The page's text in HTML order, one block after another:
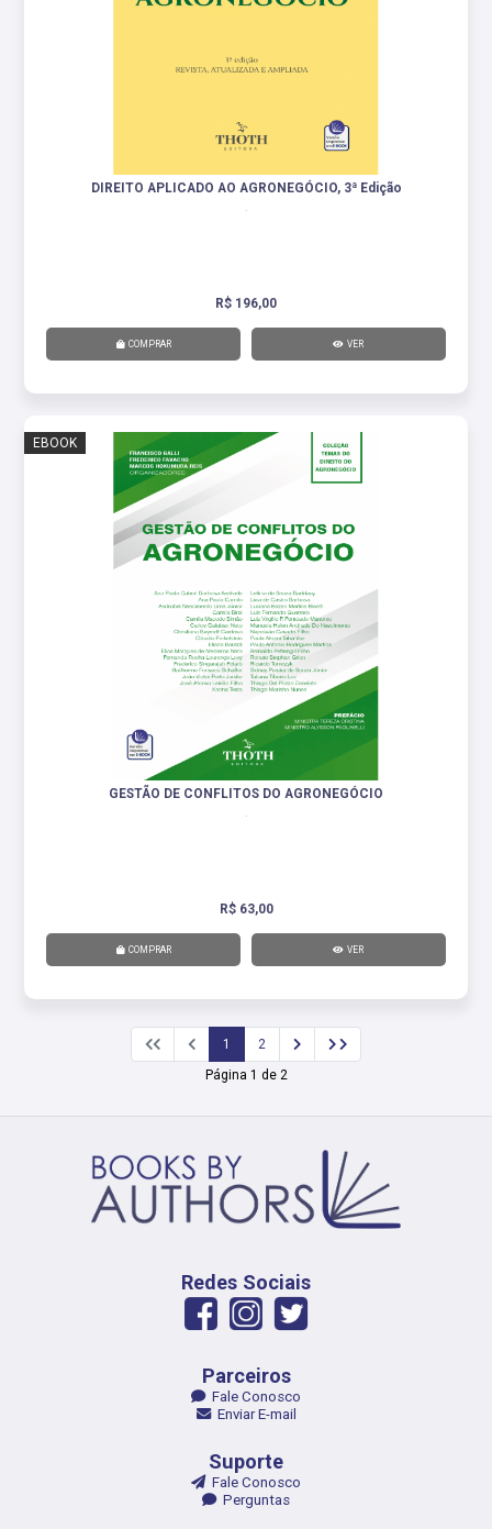
DIREITO APLICADO AO AGRONEGÓCIO, 3ª Edição
R$ 196,00
COMPRAR VER
EBOOK
GESTÃO DE CONFLITOS DO AGRONEGÓCIO
R$ 63,00
COMPRAR VER
1
2
Página 1 de 2
Redes Sociais
Parceiros
Fale Conosco
Enviar E-mail
Suporte
Fale Conosco
Perguntas